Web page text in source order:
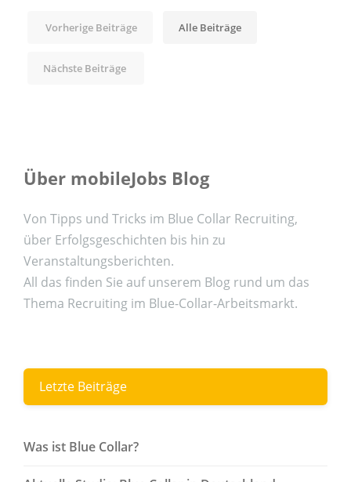
Vorherige Beiträge Alle Beiträge
Nächste Beiträge
Über mobileJobs Blog
Von Tipps und Tricks im Blue Collar Recruiting,
über Erfolgsgeschichten bis hin zu
Veranstaltungsberichten.
All das finden Sie auf unserem Blog rund um das
Thema Recruiting im Blue-Collar-Arbeitsmarkt.
Letzte Beiträge
Was ist Blue Collar?